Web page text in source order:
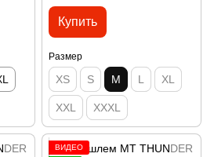
Купить
Размер
XS S M L XL
XXL XXXL
ВИДЕО